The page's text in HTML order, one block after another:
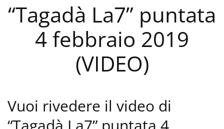
“Tagadà La7” puntata
4 febbraio 2019
(VIDEO)
Vuoi rivedere il video di